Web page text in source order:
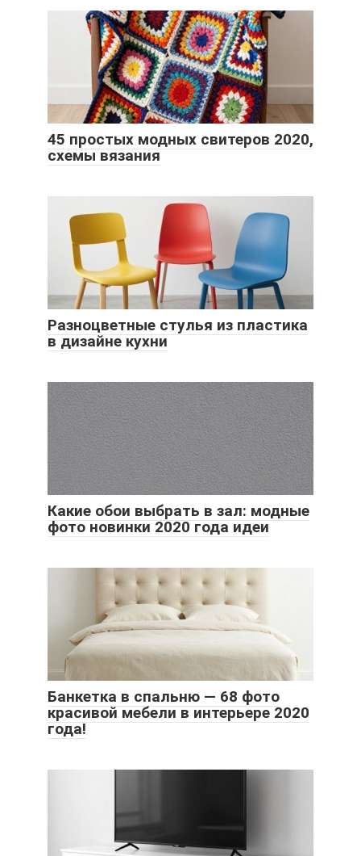
45 простых модных свитеров 2020,
схемы вязания
Разноцветные стулья из пластика
в дизайне кухни
Какие обои выбрать в зал: модные
фото новинки 2020 года идеи
Банкетка в спальню — 68 фото
красивой мебели в интерьере 2020
года!